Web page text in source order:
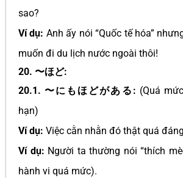
sao?
Ví dụ: Anh ấy nói “Quốc tế hóa”
muốn đi du lịch nước ngoài thôi!
20. 〜ほど:
20.1. 〜にもほどがある: (Quá
hạn)
Ví dụ: Việc cằn nhằn đó thật quá
Ví dụ: Người ta thường nói “thích
hành vi quá mức).